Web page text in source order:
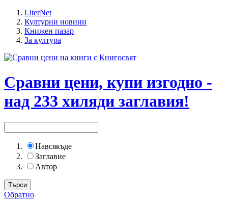
LiterNet
Културни новини
Книжен пазар
За култура
Сравни цени, купи изгодно -
над 233 хиляди заглавия!
Навсякъде
Заглавие
Автор
Обратно